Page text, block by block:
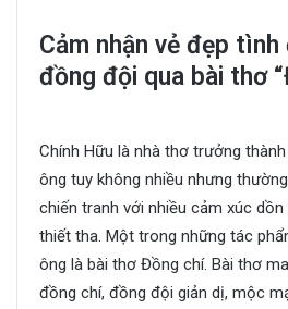
Cảm nhận vẻ đẹp
đồng đội qua bài thơ
Chính Hữu là nhà thơ trưởng
ông tuy không nhiều nhưng
chiến tranh với nhiều cảm xúc
thiết tha. Một trong những tác
ông là bài thơ Đồng chí. Bài thơ
đồng chí, đồng đội giản dị, mộc